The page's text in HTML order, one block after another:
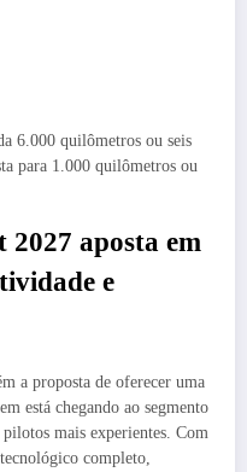
6.000 quilômetros ou seis
para 1.000 quilômetros ou
aposta em
e
a proposta de oferecer uma
está chegando ao segmento
mais experientes. Com
completo,